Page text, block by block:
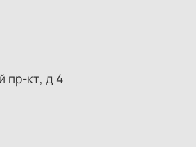
пр-кт, д 4